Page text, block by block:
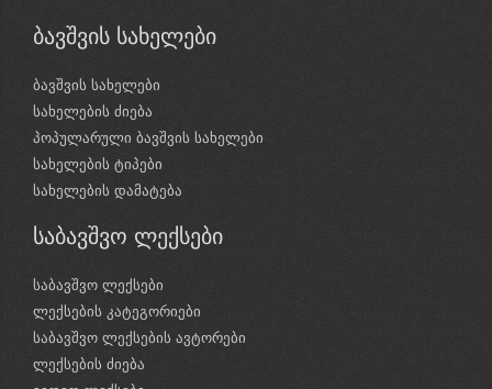
ბავშვის სახელები
ბავშვის სახელები
სახელების ძიება
პოპულარული ბავშვის სახელები
სახელების ტიპები
სახელების დამატება
საბავშვო ლექსები
საბავშვო ლექსები
ლექსების კატეგორიები
საბავშვო ლექსების ავტორები
ლექსების ძიება